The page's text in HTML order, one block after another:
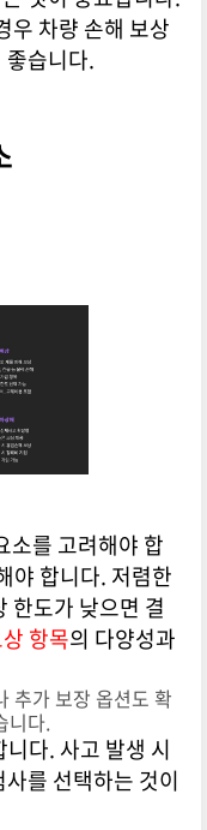
우 차량 손해 보상
좋습니다.
소를 고려해야 합
야 합니다. 저렴한
한도가 낮으면 결
항목의 다양성과
추가 보장 옵션도 확
니다.
다. 사고 발생 시
를 선택하는 것이